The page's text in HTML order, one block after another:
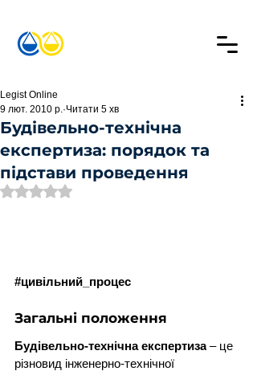
Будівельно-технічна
експертиза: порядок та
підстави проведення
Legist Online
9 лют. 2010 р. Читати 5 хв
Оцінка: NaN з 5 зірок.
#цивільний_процес
Загальні положення
Будівельно-технічна експертиза – це
різновид інженерно-технічної